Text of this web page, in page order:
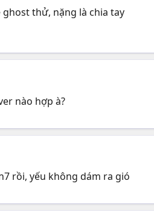
thử, nặng là chia tay
nào hợp à?
rồi, yếu không dám ra gió